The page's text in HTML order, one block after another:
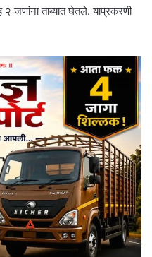
जणांना ताब्यात घेतले. याप्रकरणी